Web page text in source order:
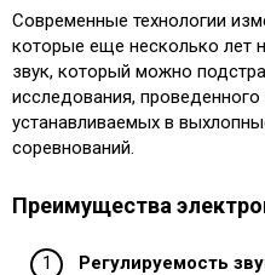
Современные технологии
которые еще несколько лет
звук, который можно
исследования,
устанавливаемых в
соревнований.
Преимущества
Регулируемость